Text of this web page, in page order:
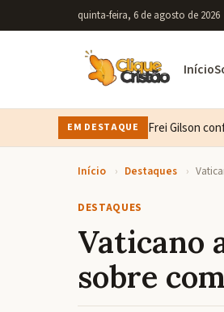
quinta-feira, 6 de agosto de 2026
Início
EM DESTAQUE Frei Gilson
Início › Destaques ›
DESTAQUES
Vaticano
sobre